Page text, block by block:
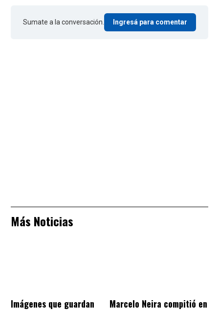
Sumate a la conversación. Ingresá para comentar
Más Noticias
Imágenes que guardan
Marcelo Neira compitió en